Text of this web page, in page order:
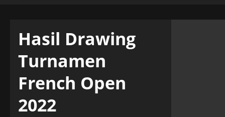
Hasil Drawing
Turnamen
French Open
2022